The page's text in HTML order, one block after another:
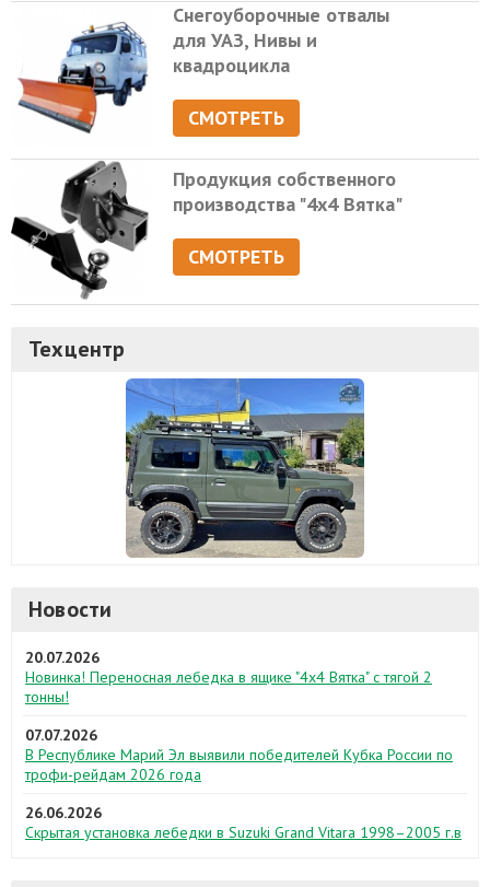
Снегоуборочные отвалы
для УАЗ, Нивы и
квадроцикла
СМОТРЕТЬ
Продукция собственного
производства "4х4 Вятка"
СМОТРЕТЬ
Техцентр
Новости
20.07.2026
Новинка! Переносная лебедка в ящике "4х4 Вятка" с тягой 2
тонны!
07.07.2026
В Республике Марий Эл выявили победителей Кубка России по
трофи-рейдам 2026 года
26.06.2026
Скрытая установка лебедки в Suzuki Grand Vitara 1998–2005 г.в